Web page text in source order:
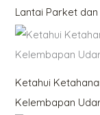
Lantai Parket
Ketahui
Kelembapan